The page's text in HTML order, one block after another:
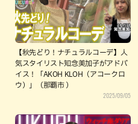
【秋先どり！ナチュラルコーデ】人
気スタイリスト知念美加子がアドバ
イス！「AKOH KLOH（アコークロ
ウ）」（那覇市 ）
2025/09/05